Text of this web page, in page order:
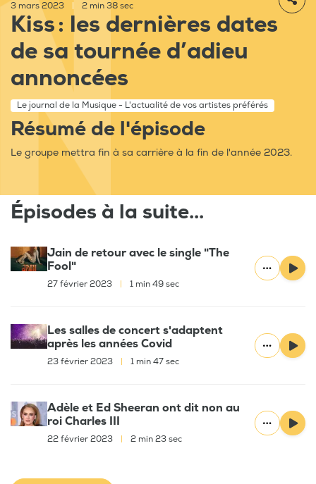
3 mars 2023 2 min 38 sec
Kiss : les dernières dates
de sa tournée d’adieu
annoncées
Le journal de la Musique - L'actualité de vos artistes préférés
Résumé de l'épisode
Le groupe mettra fin à sa carrière à la fin de l'année 2023.
Épisodes à la suite...
Jain de retour avec le single "The
Fool"
27 février 2023 1 min 49 sec
Les salles de concert s'adaptent
après les années Covid
23 février 2023 1 min 47 sec
Adèle et Ed Sheeran ont dit non au
roi Charles III
22 février 2023 2 min 23 sec